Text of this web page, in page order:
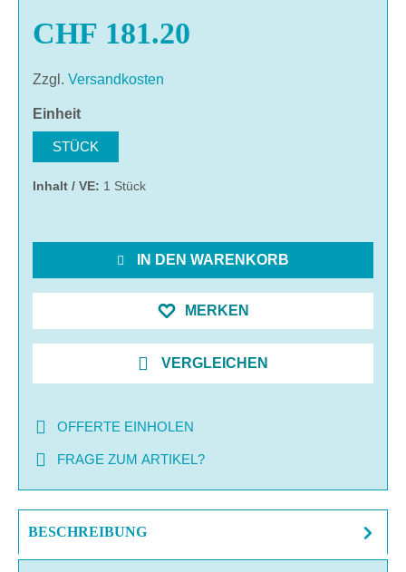
CHF 181.20
Zzgl. Versandkosten
Einheitauswählen
STÜCK
Inhalt / VE: 1 Stück
IN DEN WARENKORB
MERKEN
VERGLEICHEN
OFFERTE EINHOLEN
FRAGE ZUM ARTIKEL?
BESCHREIBUNG